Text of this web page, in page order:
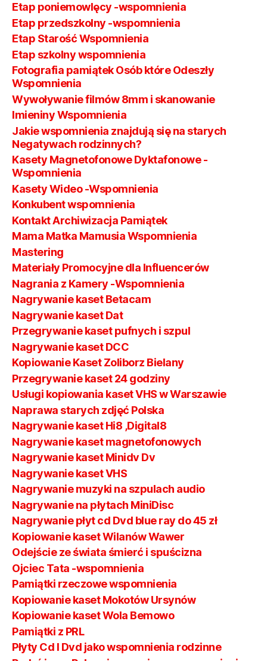
Etap poniemowlęcy -wspomnienia
Etap przedszkolny -wspomnienia
Etap Starość Wspomnienia
Etap szkolny wspomnienia
Fotografia pamiątek Osób które Odeszły
Wspomnienia
Wywoływanie filmów 8mm i skanowanie
Imieniny Wspomnienia
Jakie wspomnienia znajdują się na starych
Negatywach rodzinnych?
Kasety Magnetofonowe Dyktafonowe -
Wspomnienia
Kasety Wideo -Wspomnienia
Konkubent wspomnienia
Kontakt Archiwizacja Pamiątek
Mama Matka Mamusia Wspomnienia
Mastering
Materiały Promocyjne dla Influencerów
Nagrania z Kamery -Wspomnienia
Nagrywanie kaset Betacam
Nagrywanie kaset Dat
Przegrywanie kaset pufnych i szpul
Nagrywanie kaset DCC
Kopiowanie Kaset Zoliborz Bielany
Przegrywanie kaset 24 godziny
Usługi kopiowania kaset VHS w Warszawie
Naprawa starych zdjęć Polska
Nagrywanie kaset Hi8 ,Digital8
Nagrywanie kaset magnetofonowych
Nagrywanie kaset Minidv Dv
Nagrywanie kaset VHS
Nagrywanie muzyki na szpulach audio
Nagrywanie na płytach MiniDisc
Nagrywanie płyt cd Dvd blue ray do 45 zł
Kopiowanie kaset Wilanów Wawer
Odejście ze świata śmierć i spuścizna
Ojciec Tata -wspomnienia
Pamiątki rzeczowe wspomnienia
Kopiowanie kaset Mokotów Ursynów
Kopiowanie kaset Wola Bemowo
Pamiątki z PRL
Płyty Cd I Dvd jako wspomnienia rodzinne